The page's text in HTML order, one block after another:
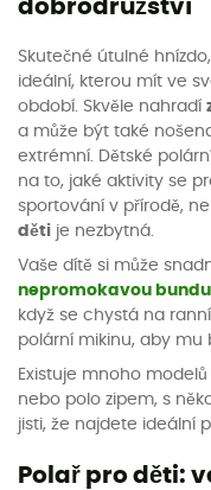
dobrodružství
Skutečné útulné
ideální, kterou mít ve
období. Skvěle nahradí
a může být také
extrémní. Dětské
na to, jaké aktivity se
sportování v přírodě,
děti je nezbytná.
Vaše dítě si může
nepromokavou bundu
když se chystá na
polární mikinu, aby mu
Existuje mnoho modelů
nebo polo zipem, s
jisti, že najdete ideální
Polař pro děti: